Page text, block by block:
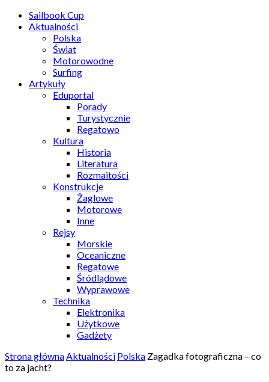
Sailbook Cup
Aktualności
Polska
Świat
Motorowodne
Surfing
Artykuły
Eduportal
Porady
Turystycznie
Regatowo
Kultura
Historia
Literatura
Rozmaitości
Konstrukcje
Żaglowe
Motorowe
Inne
Rejsy
Morskie
Oceaniczne
Regatowe
Śródlądowe
Wyprawowe
Technika
Elektronika
Użytkowe
Gadżety
Strona głównaAktualności Polska Zagadka fotograficzna – co
to za jacht?